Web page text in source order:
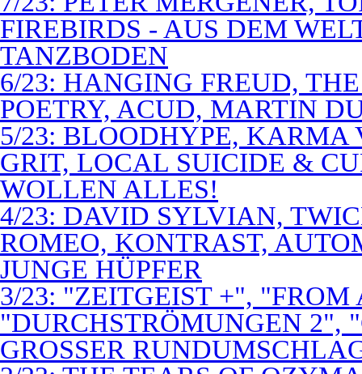
FIREBIRDS - AUS DEM
TANZBODEN
6/23: HANGING FREUD,
POETRY, ACUD, MARTIN
5/23: BLOODHYPE, KARMA
GRIT, LOCAL SUICIDE &
WOLLEN ALLES!
4/23: DAVID SYLVIAN,
ROMEO, KONTRAST,
JUNGE HÜPFER
3/23: "ZEITGEIST +", "FROM
"DURCHSTRÖMUNGEN 2",
GROSSER